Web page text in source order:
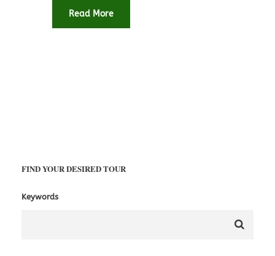
Read More
FIND YOUR DESIRED TOUR
Keywords